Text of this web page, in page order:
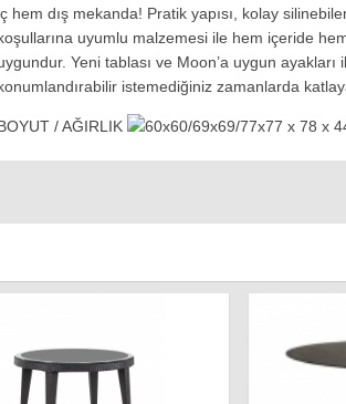
hem dış mekanda! Pratik yapısı, kolay
uyumlu malzemesi ile hem içeride
Yeni tablası ve Moon’a uygun ayakları
istemediğiniz zamanlarda
/ AĞIRLIK 60x60/69x69/77x77 x 78 x